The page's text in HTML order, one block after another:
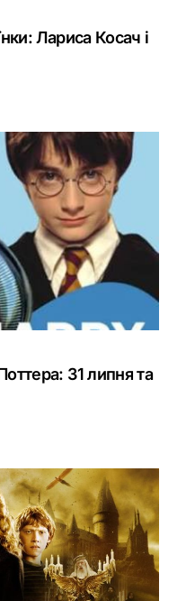
Лариса Косач і
31 липня та